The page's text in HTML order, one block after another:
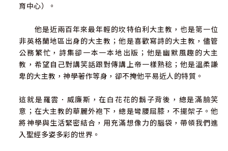
育中心）。
他是近兩百年來最年輕的坎特伯利大主教，也是第一位
非英格蘭地區出身的大主教；他是喜歡寫詩的大主教，儘管
公務繁忙，詩集卻一本一本地出版；他是幽默風趣的大主
教，希望自己對講笑話跟對傳講上帝一樣熟稔；他是溫柔謙
卑的大主教，神學著作等身，卻不掩他平易近人的特質。
這就是羅雲．威廉斯，在白花花的鬍子背後，總是滿臉笑
意；在大主教的華麗外袍下，總是彎腰屈膝，不擺架子。他
將神學與生活緊密結合，用充滿想像力的腦袋，帶領我們進
入聖經多姿多彩的世界。